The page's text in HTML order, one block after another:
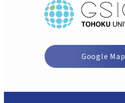
Google Map